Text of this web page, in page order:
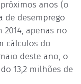
anos (o
de desemprego
2014, apenas no
cálculos do
deste ano, o
13,2 milhões de